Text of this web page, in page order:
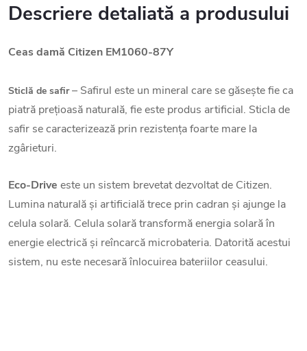
Descriere detaliată a produsului
Ceas damă Citizen EM1060-87Y
Sticlă de safir– Safirul este un mineral care se găsește fie ca
piatră prețioasă naturală, fie este produs artificial. Sticla de
safir se caracterizează prin rezistența foarte mare la
zgârieturi.
Eco-Drive este un sistem brevetat dezvoltat de Citizen.
Lumina naturală și artificială trece prin cadran și ajunge la
celula solară. Celula solară transformă energia solară în
energie electrică și reîncarcă microbateria. Datorită acestui
sistem, nu este necesară înlocuirea bateriilor ceasului.